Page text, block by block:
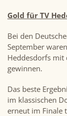
Gold für TV
Bei den
September
Heddesdorfs mit
gewinnen.
Das beste
im klassischen
erneut im Finale